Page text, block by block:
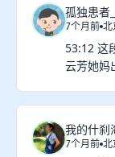
孤独患者
7个月前 北
53:12 这
云芳她妈
我的什刹
7个月前 北